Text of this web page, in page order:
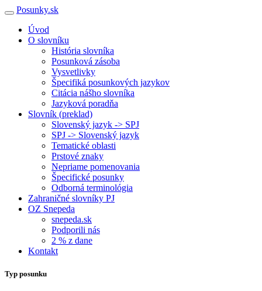
Posunky.sk
Úvod
O slovníku
História slovníka
Posunková zásoba
Vysvetlivky
Špecifiká posunkových jazykov
Citácia nášho slovníka
Jazyková poradňa
Slovník (preklad)
Slovenský jazyk -> SPJ
SPJ -> Slovenský jazyk
Tematické oblasti
Prstové znaky
Nepriame pomenovania
Špecifické posunky
Odborná terminológia
Zahraničné slovníky PJ
OZ Snepeda
snepeda.sk
Podporili nás
2 % z dane
Kontakt
Typ posunku